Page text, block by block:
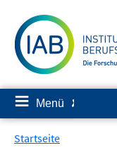
zum
Inhalt
≡ Menü ✘
Startseite